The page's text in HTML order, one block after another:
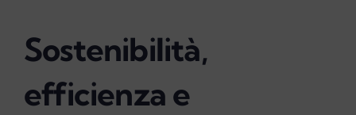
Sostenibilità,
efficienza e